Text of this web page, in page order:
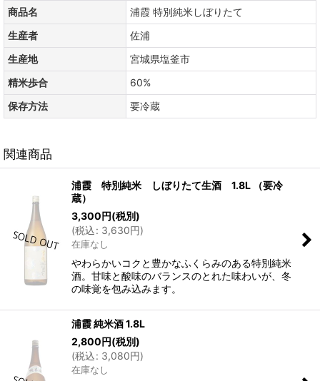
商品名
浦霞 特別純米しぼりたて
生産者
佐浦
生産地
宮城県塩釜市
精米歩合
60%
保存方法
要冷蔵
関連商品
浦霞 特別純米 しぼりたて生酒 1.8L （要冷
蔵）
3,300円(税別)
(税込: 3,630円)
在庫なし
やわらかいコクと豊かなふくらみのある特別純米
酒。甘味と酸味のバランスのとれた味わいが、冬
の味覚を包み込みます。
浦霞 純米酒 1.8L
2,800円(税別)
(税込: 3,080円)
在庫なし